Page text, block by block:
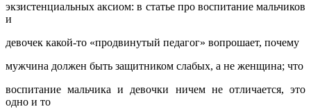
экзистенциальных аксиом: в статье про воспитание мальчиков
и
девочек какой-то «продвинутый педагог» вопрошает, почему
мужчина должен быть защитником слабых, а не женщина; что
воспитание мальчика и девочки ничем не отличается, это
одно и то